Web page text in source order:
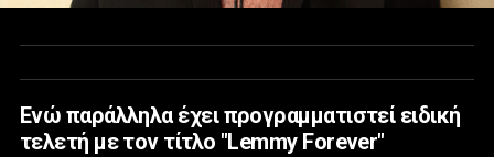
Ενώ παράλληλα έχει προγραμματιστεί ειδική
τελετή με τον τίτλο "Lemmy Forever"